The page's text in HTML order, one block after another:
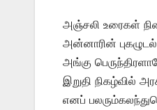
அஞ்சலி உரைகள்
அன்னாரின்
அங்கு
இறுதி நிகழ்வில்
எனப்